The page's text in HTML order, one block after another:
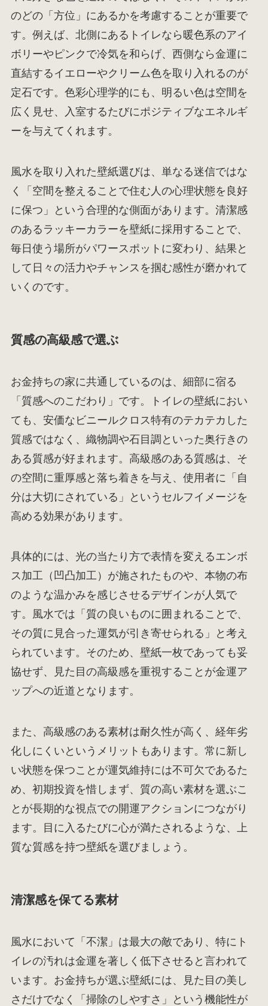
のどの「方位」にあるかを考慮することが重要で
す。例えば、北側にあるトイレなら暖色系のアイ
ボリーやピンクで冷気を和らげ、西側なら金運に
直結するイエローやクリーム色を取り入れるのが
定石です。色彩心理学的にも、明るい色は空間を
広く見せ、入室するたびにポジティブなエネルギ
ーを与えてくれます。
風水を取り入れた壁紙選びは、単なる迷信ではな
く「空間を整えることで住む人の心理状態を良好
に保つ」という合理的な側面があります。清潔感
のあるラッキーカラーを壁紙に採用することで、
毎日使う場所がパワースポットに変わり、結果と
して日々の活力やチャンスを掴む感性が磨かれて
いくのです。
質感の高級感で選ぶ
お金持ちの家に共通しているのは、細部に宿る
「質感へのこだわり」です。トイレの壁紙におい
ても、安価なビニールクロス特有のテカテカした
質感ではなく、織物調や石目調といった奥行きの
ある質感が好まれます。高級感のある質感は、そ
の空間に重厚感と落ち着きを与え、使用者に「自
分は大切にされている」というセルフイメージを
高める効果があります。
具体的には、光の当たり方で表情を変えるエンボ
ス加工（凹凸加工）が施されたものや、本物の布
のような温かみを感じさせるデザインが人気で
す。風水では「質の良いものに囲まれることで、
その質に見合った運気が引き寄せられる」と考え
られています。そのため、壁紙一枚であっても妥
協せず、見た目の高級感を重視することが金運ア
ップへの近道となります。
また、高級感のある素材は耐久性が高く、経年劣
化しにくいというメリットもあります。常に新し
い状態を保つことが運気維持には不可欠であるた
め、初期投資を惜しまず、質の高い素材を選ぶこ
とが長期的な視点での開運アクションにつながり
ます。目に入るたびに心が満たされるような、上
質な質感を持つ壁紙を選びましょう。
清潔感を保てる素材
風水において「不潔」は最大の敵であり、特にト
イレの汚れは金運を著しく低下させると言われて
います。お金持ちが選ぶ壁紙には、見た目の美し
さだけでなく「掃除のしやすさ」という機能性が